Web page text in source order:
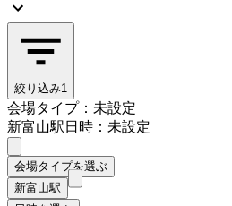
絞り込み1
会場タイプ：未設定
新富山駅日時：未設定
会場タイプを選ぶ
新富山駅